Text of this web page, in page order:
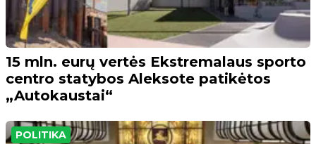
15 mln. eurų vertės Ekstremalaus sporto
centro statybos Aleksote patikėtos
„Autokaustai“
POLITIKA